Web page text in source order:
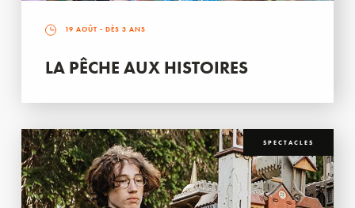
19 AOÛT - DÈS 3 ANS
LA PÊCHE AUX HISTOIRES
SPECTACLES